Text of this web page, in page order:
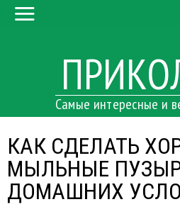
Самые интересные и
КАК СДЕЛАТЬ
МЫЛЬНЫЕ
ДОМАШНИХ